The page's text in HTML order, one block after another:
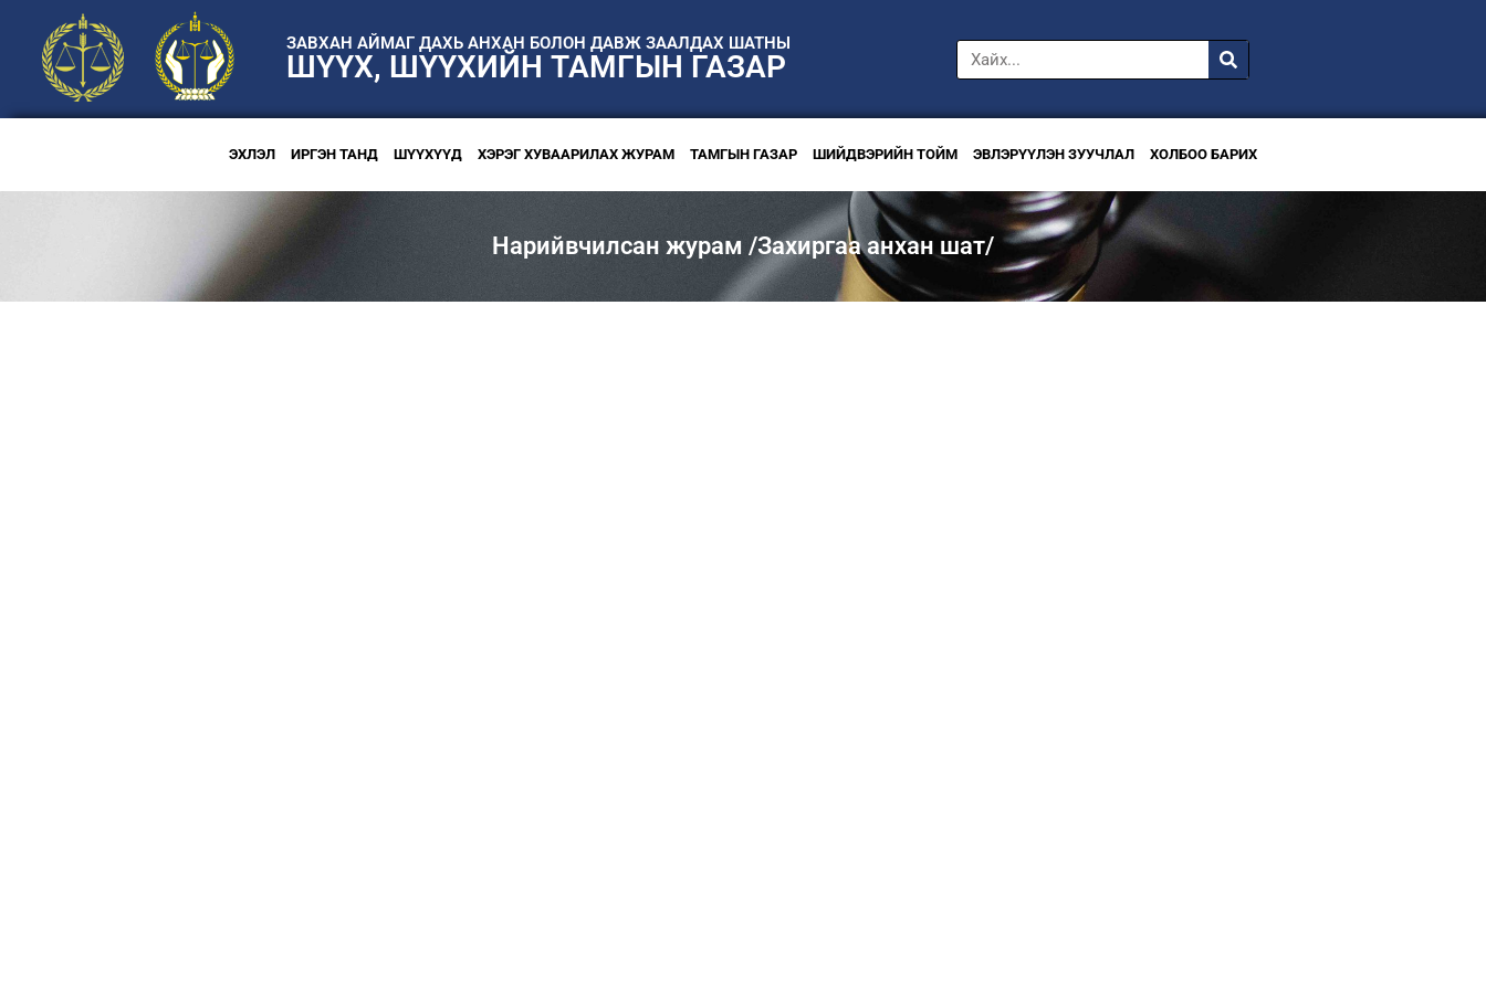
ЗАВХАН АЙМАГ ДАХЬ АНХАН БОЛОН ДАВЖ ЗААЛДАХ ШАТНЫ
ШҮҮХ, ШҮҮХИЙН ТАМГЫН ГАЗАР
ЭХЛЭЛ ИРГЭН ТАНД ШҮҮХҮҮД ХЭРЭГ ХУВААРИЛАХ ЖУРАМ ТАМГЫН ГАЗАР ШИЙДВЭРИЙН ТОЙМ ЭВЛЭРҮҮЛЭН ЗУУЧЛАЛ ХОЛБОО БАРИХ
Нарийвчилсан журам /Захиргаа анхан шат/